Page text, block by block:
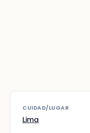
CUIDAD/LUGAR
Lima